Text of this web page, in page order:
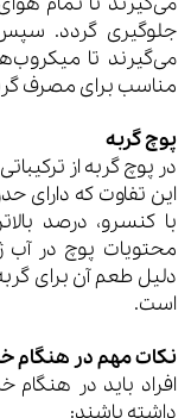
جلوگیری گردد. سپس
می‌گیرند تا
مناسب برای مصرف
پوچ گربه
در پوچ گربه از
با کنسرو، درصد
محتویات پوچ در آب
دلیل طعم آن برای
است.
نکات مهم در هنگام
افراد باید در هنگام
داشته باشند: